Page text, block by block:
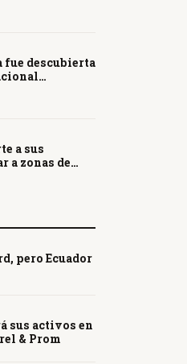
fue descubierta
a sus
a zonas de
pero Ecuador
sus activos en
& Prom